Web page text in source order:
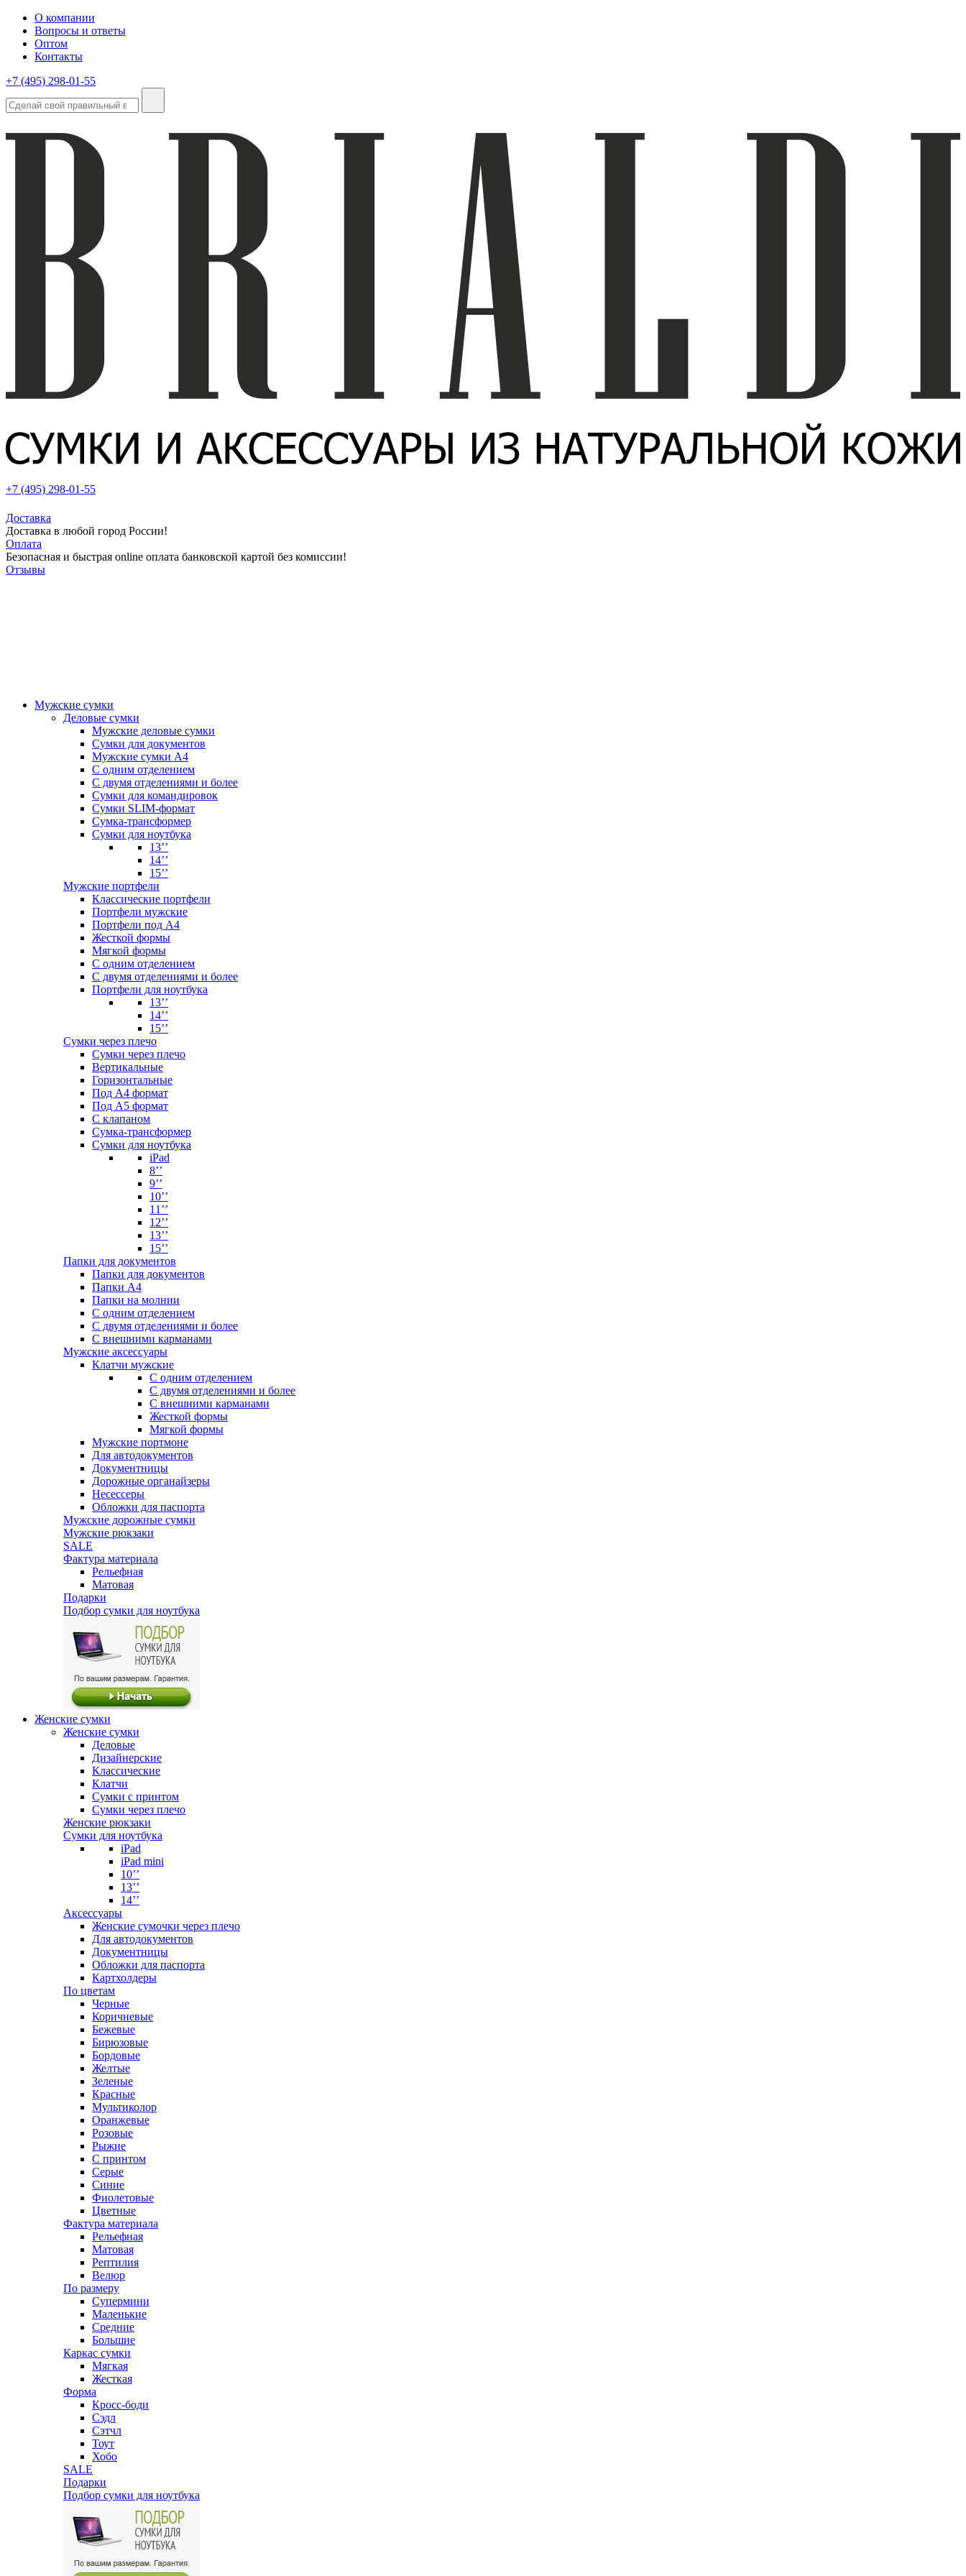
О компании
Вопросы и ответы
Оптом
Контакты
+7 (495) 298-01-55
+7 (495) 298-01-55
Доставка
Доставка в любой город России!
Оплата
Безопасная и быстрая online оплата банковской картой без комиссии!
Отзывы
Мужские сумки
Деловые сумки
Мужские деловые сумки
Сумки для документов
Мужские сумки А4
С одним отделением
С двумя отделениями и более
Сумки для командировок
Сумки SLIM-формат
Сумка-трансформер
Сумки для ноутбука
13’’
14’’
15’’
Мужские портфели
Классические портфели
Портфели мужские
Портфели под А4
Жесткой формы
Мягкой формы
С одним отделением
С двумя отделениями и более
Портфели для ноутбука
13’’
14’’
15’’
Сумки через плечо
Сумки через плечо
Вертикальные
Горизонтальные
Под А4 формат
Под А5 формат
С клапаном
Сумка-трансформер
Сумки для ноутбука
iPad
8’’
9’’
10’’
11’’
12’’
13’’
15’’
Папки для документов
Папки для документов
Папки А4
Папки на молнии
С одним отделением
С двумя отделениями и более
С внешними карманами
Мужские аксессуары
Клатчи мужские
С одним отделением
С двумя отделениями и более
С внешними карманами
Жесткой формы
Мягкой формы
Мужские портмоне
Для автодокументов
Документницы
Дорожные органайзеры
Несессеры
Обложки для паспорта
Мужские дорожные сумки
Мужские рюкзаки
SALE
Фактура материала
Рельефная
Матовая
Подарки
Подбор сумки для ноутбука
Женские сумки
Женские сумки
Деловые
Дизайнерские
Классические
Клатчи
Сумки с принтом
Сумки через плечо
Женские рюкзаки
Сумки для ноутбука
iPad
iPad mini
10’’
13’’
14’’
Аксессуары
Женские сумочки через плечо
Для автодокументов
Документницы
Обложки для паспорта
Картхолдеры
По цветам
Черные
Коричневые
Бежевые
Бирюзовые
Бордовые
Желтые
Зеленые
Красные
Мультиколор
Оранжевые
Розовые
Рыжие
С принтом
Серые
Синие
Фиолетовые
Цветные
Фактура материала
Рельефная
Матовая
Рептилия
Велюр
По размеру
Супермини
Маленькие
Средние
Большие
Каркас сумки
Мягкая
Жесткая
Форма
Кросс-боди
Сэдл
Сэтчл
Тоут
Хобо
SALE
Подарки
Подбор сумки для ноутбука